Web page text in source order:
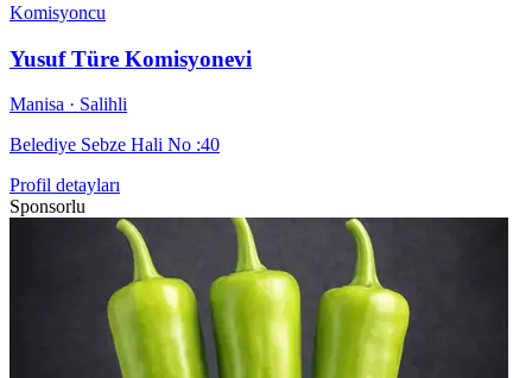
Komisyoncu
Yusuf Türe Komisyonevi
Manisa · Salihli
Belediye Sebze Hali No :40
Profil detayları
Sponsorlu